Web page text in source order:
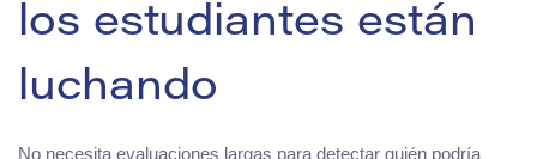
los estudiantes están
luchando
No necesita evaluaciones largas para detectar quién podría